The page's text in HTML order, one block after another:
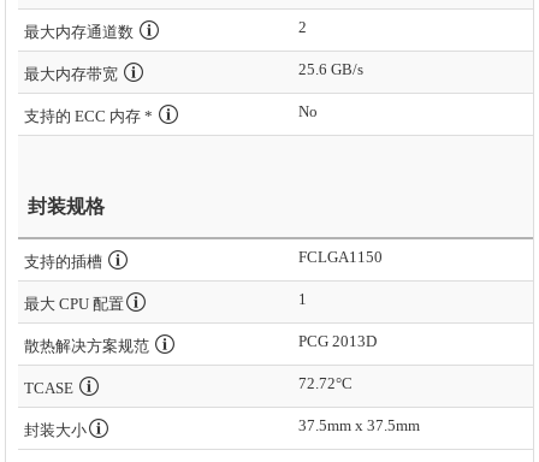
最大内存通道数 2
最大内存带宽 25.6 GB/s
支持的 ECC 内存 * No
封装规格
支持的插槽 FCLGA1150
最大 CPU 配置 1
散热解决方案规范 PCG 2013D
TCASE 72.72°C
封装大小 37.5mm x 37.5mm